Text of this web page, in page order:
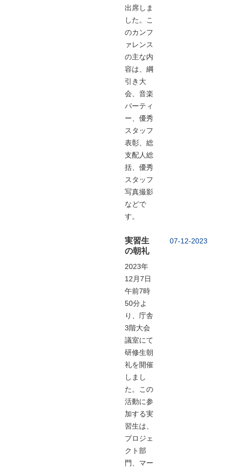
出席しま
した。こ
のカンフ
ァレンス
の主な内
容は、綱
引き大
会、音楽
パーティ
ー、優秀
スタッフ
表彰、総
支配人総
括、優秀
スタッフ
写真撮影
などで
す。
07-12-2023
実習生
の朝礼
2023年
12月7日
午前7時
50分よ
り、庁舎
3階大会
議室にて
研修生朝
礼を開催
しまし
た。この
活動に参
加する実
習生は、
プロジェ
クト部
門、マー